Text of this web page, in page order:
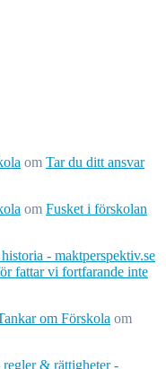
om Tar du ditt ansvar
om Fusket i förskolan
- maktperspektiv.se
fattar vi fortfarande inte
om Förskola om
& rättigheter -